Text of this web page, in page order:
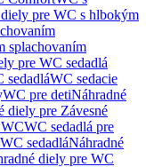
pre WC s hlbokým
splachovaním
pre WC sedadlá
sedadláWC sedacie
WC pre detiNáhradné
diely pre Závesné
WC sedadlá pre
WC sedadláNáhradné
diely pre WC